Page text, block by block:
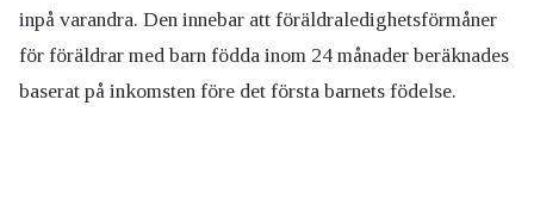
inpå varandra. Den innebar att föräldraledighetsförmåner
för föräldrar med barn födda inom 24 månader beräknades
baserat på inkomsten före det första barnets födelse.